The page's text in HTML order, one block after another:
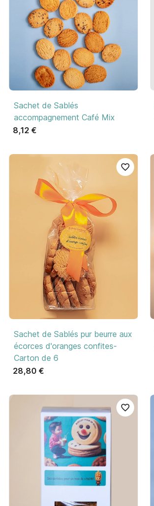
 Aperçu rapide
Sachet de Sablés
accompagnement Café Mix
8,12 €
 Aperçu rapide
favorite_border
Sachet de Sablés pur beurre aux
écorces d'oranges confites-
Carton de 6
28,80 €
favorite_border